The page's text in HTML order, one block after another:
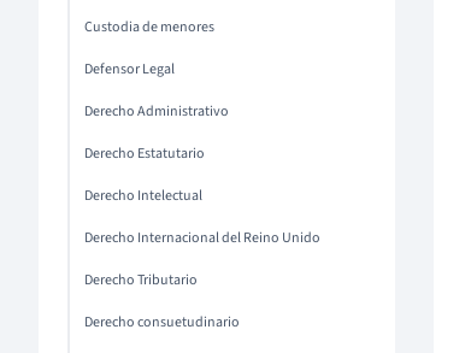
Custodia de menores
Defensor Legal
Derecho Administrativo
Derecho Estatutario
Derecho Intelectual
Derecho Internacional del Reino Unido
Derecho Tributario
Derecho consuetudinario